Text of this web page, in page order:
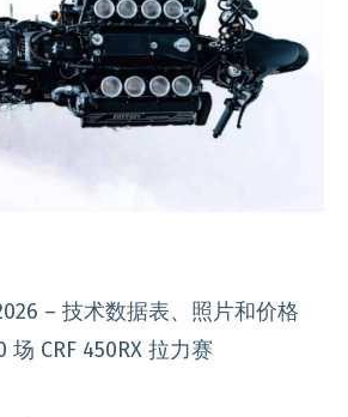
– 技术数据表、照片和价格
场 CRF 450RX 拉力赛